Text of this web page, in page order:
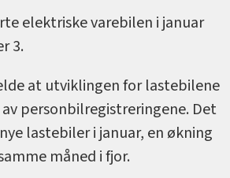
elektriske varebilen i januar
3.
at utviklingen for lastebilene
personbilregistreringene. Det
lastebiler i januar, en økning
måned i fjor.